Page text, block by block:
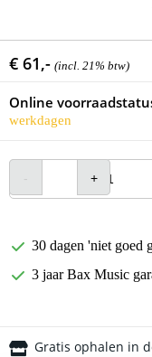
€ 61,- (incl. 21% btw)
Online
werkdagen
30 dagen 'niet goed
3 jaar Bax Music
Gratis ophalen in